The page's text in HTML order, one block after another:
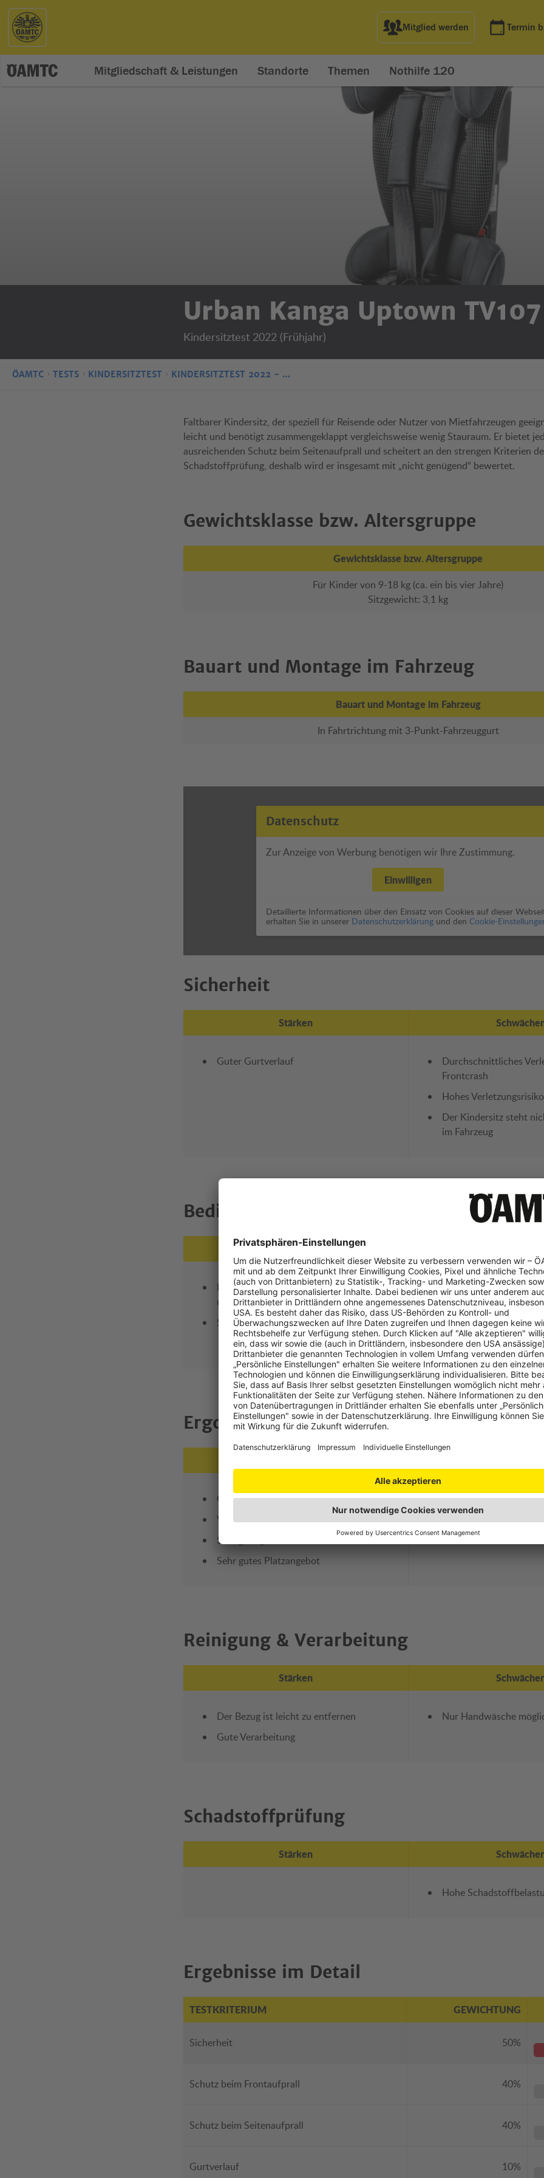
Mitglied werden Termin
Mitgliedschaft & Leistungen Standorte Themen Nothilfe 120
Urban Kanga Uptown TV107
Kindersitztest 2022 (Frühjahr)
ÖAMTC TESTS KINDERSITZTEST KINDERSITZTEST 2022 - …
Faltbarer Kindersitz, der speziell für Reisende oder Nutzer von Mietfahrzeugen
leicht und benötigt zusammengeklappt vergleichsweise wenig Stauraum. Er bietet
ausreichenden Schutz beim Seitenaufprall und scheitert an den strengen Kriterien
Schadstoffprüfung, deshalb wird er insgesamt mit „nicht genügend“ bewertet.
Gewichtsklasse bzw. Altersgruppe
Gewichtsklasse bzw. Altersgruppe
Für Kinder von 9-18 kg (ca. ein bis vier Jahre)
Sitzgewicht: 3,1 kg
Bauart und Montage im Fahrzeug
Bauart und Montage im Fahrzeug
In Fahrtrichtung mit 3-Punkt-Fahrzeuggurt
Datenschutz
Zur Anzeige von Werbung benötigen wir Ihre Zustimmung.
Einwilligen
Detaillierte Informationen über den Einsatz von Cookies auf dieser
erhalten Sie in unserer Datenschutzerklärung und den Cookie-
Sicherheit
Stärken
Guter Gurtverlauf
Durchschnittliches
Frontcrash
Hohes
Der Kindersitz steht
im Fahrzeug
Bedienung
Stärken
Leicht verständliche Bedienungsanleitung
und Warnhinweise
Sehr geringes Gewicht
Leicht erhöhte Gefahr
Anschnallen des
aufwändiger
Sitzeinbau etwas
Ergonomie
Gute Sicht für das Kind nach außen
Vorbildliche Sitzposition
Sehr geringer Platzbedarf
Sehr gutes Platzangebot
Beinauflage nicht
Dünne Polsterung
Reinigung & Verarbeitung
Stärken
Der Bezug ist leicht zu entfernen
Gute Verarbeitung
Nur Handwäsche
Schadstoffprüfung
Stärken
Hohe
Ergebnisse im Detail
TESTKRITERIUM GEWICHTUNG
Sicherheit 50%
Schutz beim Frontaufprall 40%
Schutz beim Seitenaufprall 40%
Gurtverlauf 10%